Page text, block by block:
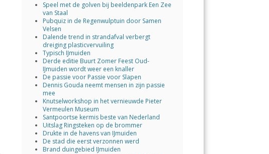
Speel met de golven bij beeldenpark Een Zee
van Staal
Pubquiz in de Regenwulptuin door Samen
Velsen
Dalende trend in strandafval verbergt
dreiging plasticvervuiling
Typisch IJmuiden
Derde editie Buurt Zomer Feest Oud-
IJmuiden wordt weer een knaller
De passie voor Passie voor Slapen
Dennis Gouda neemt mensen in zijn passie
mee
Knutselworkshop in het vernieuwde Pieter
Vermeulen Museum
Santpoortse kermis beste van Nederland
Uitslag Ringsteken op de brommer
Drukte in de havens van IJmuiden
De stad die eerst verzonnen werd
Brand duingebied IJmuiden